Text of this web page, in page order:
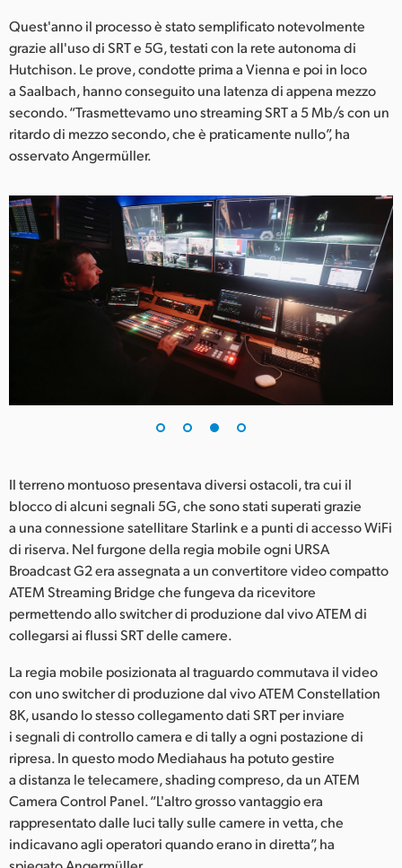
Quest'anno il processo è stato semplificato notevolmente
grazie all'uso di SRT e 5G, testati con la rete autonoma di
Hutchison. Le prove, condotte prima a Vienna e poi in loco
a Saalbach, hanno conseguito una latenza di appena mezzo
secondo. “Trasmettevamo uno streaming SRT a 5 Mb/s con un
ritardo di mezzo secondo, che è praticamente nullo”, ha
osservato Angermüller.
Il terreno montuoso presentava diversi ostacoli, tra cui il
blocco di alcuni segnali 5G, che sono stati superati grazie
a una connessione satellitare Starlink e a punti di accesso WiFi
di riserva. Nel furgone della regia mobile ogni URSA
Broadcast G2 era assegnata a un convertitore video compatto
ATEM Streaming Bridge che fungeva da ricevitore
permettendo allo switcher di produzione dal vivo ATEM di
collegarsi ai flussi SRT delle camere.
La regia mobile posizionata al traguardo commutava il video
con uno switcher di produzione dal vivo ATEM Constellation
8K, usando lo stesso collegamento dati SRT per inviare
i segnali di controllo camera e di tally a ogni postazione di
ripresa. In questo modo Mediahaus ha potuto gestire
a distanza le telecamere, shading compreso, da un ATEM
Camera Control Panel. “L'altro grosso vantaggio era
rappresentato dalle luci tally sulle camere in vetta, che
indicavano agli operatori quando erano in diretta”, ha